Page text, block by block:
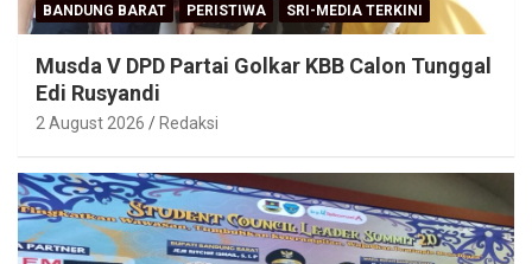
BANDUNG BARAT PERISTIWA SRI-MEDIA TERKINI
Musda V DPD Partai Golkar KBB Calon Tunggal
Edi Rusyandi
2 August 2026 Redaksi